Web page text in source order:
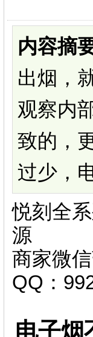
内容摘
出烟，
观察内
致的，
过少，
悦刻全
源
商家微
QQ：
电子烟